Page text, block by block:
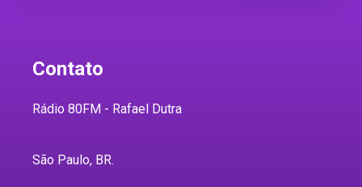
Contato
Rádio 80FM - Rafael Dutra
São Paulo, BR.